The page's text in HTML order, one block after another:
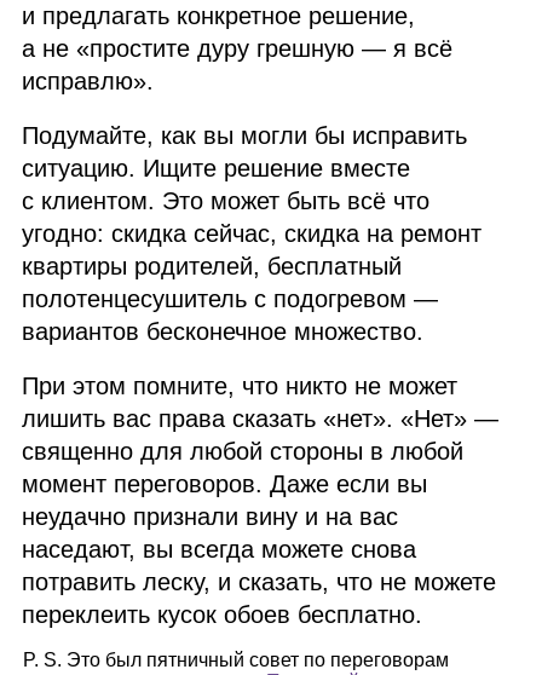
и предлагать конкретное решение,
а не «простите дуру грешную — я всё
исправлю».
Подумайте, как вы могли бы исправить
ситуацию. Ищите решение вместе
с клиентом. Это может быть всё что
угодно: скидка сейчас, скидка на ремонт
квартиры родителей, бесплатный
полотенцесушитель с подогревом —
вариантов бесконечное множество.
При этом помните, что никто не может
лишить вас права сказать «нет». «Нет» —
священно для любой стороны в любой
момент переговоров. Даже если вы
неудачно признали вину и на вас
наседают, вы всегда можете снова
потравить леску, и сказать, что не можете
переклеить кусок обоев бесплатно.
P. S. Это был пятничный совет по переговорам